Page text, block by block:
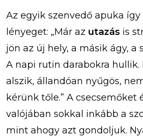
Az egyik szenvedő apuka így
lényeget: „Már az utazás is
jön az új hely, a másik ágy, a
A napi rutin darabokra hullik.
alszik, állandóan nyűgös,
kérünk tőle.” A csecsemőket
valójában sokkal inkább a
mint ahogy azt gondoljuk.